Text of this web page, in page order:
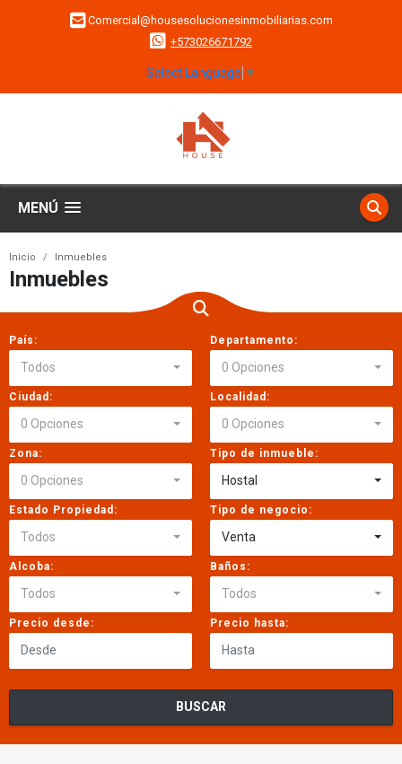
Comercial@housesolucionesinmobiliarias.com
+573026671792
Select Language ▼
MENÚ
Inicio Inmuebles
Inmuebles
País:
Todos
Departamento:
0 Opciones
Ciudad:
0 Opciones
Localidad:
0 Opciones
Zona:
0 Opciones
Tipo de inmueble:
Hostal
Estado Propiedad:
Todos
Tipo de negocio:
Venta
Alcoba:
Todos
Baños:
Todos
Precio desde: Precio hasta:
BUSCAR